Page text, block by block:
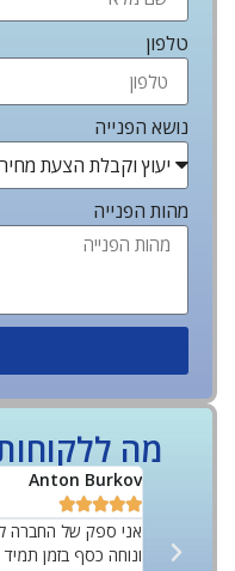
טלפון
נושא הפנייה
מהות הפנייה
מה
Anton Burkov





אני ספק של החברה
ונוחה כסף בזמן